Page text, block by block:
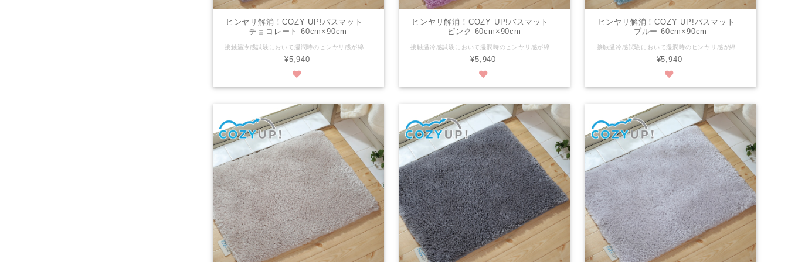
ヒンヤリ解消！COZY UP!バスマット
チョコレート 60cm×90cm
接触温冷感試験において湿潤時のヒンヤリ感が綿の約1/7の高機能な糸を使用しております。 さらに、30mmの長い毛足がお風呂上がりの足裏を優しく包み込みます。 ※ヒンヤリ感には個人差がございます。 ※写真は縦50cmX横70cmの画像です。 税抜き：¥5,400 税込み：¥5,940 商品サイズ：縦60cm x 横90cm 組成：パイル/ポリエステル100％ 色：チョコレート パイルの長さ：30mm 滑り止めの有無：有 滑り止め加工：ホットメルト樹脂の塗付（ＥＶＡ） 洗濯：洗濯機可（ネット使用） 生産国：日本
¥5,940
ヒンヤリ解消！COZY UP!バスマット
ピンク 60cm×90cm
接触温冷感試験において湿潤時のヒンヤリ感が綿の約1/7の高機能な糸を使用しております。 さらに、30mmの長い毛足がお風呂上がりの足裏を優しく包み込みます。 ※ヒンヤリ感には個人差がございます。 ※写真は縦50cmX横70cmの画像です。 税抜き：¥5,400 税込み：¥5,940 商品サイズ：縦60cm x 横90cm 組成：パイル/ポリエステル100％ 色：ピンク パイルの長さ：30mm 滑り止めの有無：有 滑り止め加工：ホットメルト樹脂の塗付（ＥＶＡ） 洗濯：洗濯機可（ネット使用） 生産国：日本
¥5,940
ヒンヤリ解消！COZY UP!バスマット
ブルー 60cm×90cm
接触温冷感試験において湿潤時のヒンヤリ感が綿の約1/7の高機能な糸を使用しております。 さらに、30mmの長い毛足がお風呂上がりの足裏を優しく包み込みます。 ※ヒンヤリ感には個人差がございます。 ※写真は縦50cmX横70cmの画像です。 税抜き：¥5,400 税込み：¥5,940 商品サイズ：縦60cm x 横90cm 組成：パイル/ポリエステル100％ 色：ブルー パイルの長さ：30mm 滑り止めの有無：有 滑り止め加工：ホットメルト樹脂の塗付（ＥＶＡ） 洗濯：洗濯機可（ネット使用） 生産国：日本
¥5,940